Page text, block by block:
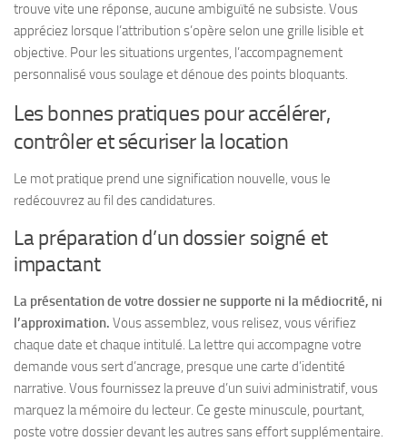
trouve vite une réponse, aucune ambiguïté ne subsiste. Vous
appréciez lorsque l’attribution s’opère selon une grille lisible et
objective. Pour les situations urgentes, l’accompagnement
personnalisé vous soulage et dénoue des points bloquants.
Les bonnes pratiques pour accélérer,
contrôler et sécuriser la location
Le mot pratique prend une signification nouvelle, vous le
redécouvrez au fil des candidatures.
La préparation d’un dossier soigné et
impactant
La présentation de votre dossier ne supporte ni la médiocrité, ni
l’approximation. Vous assemblez, vous relisez, vous vérifiez
chaque date et chaque intitulé. La lettre qui accompagne votre
demande vous sert d’ancrage, presque une carte d’identité
narrative. Vous fournissez la preuve d’un suivi administratif, vous
marquez la mémoire du lecteur. Ce geste minuscule, pourtant,
poste votre dossier devant les autres sans effort supplémentaire.